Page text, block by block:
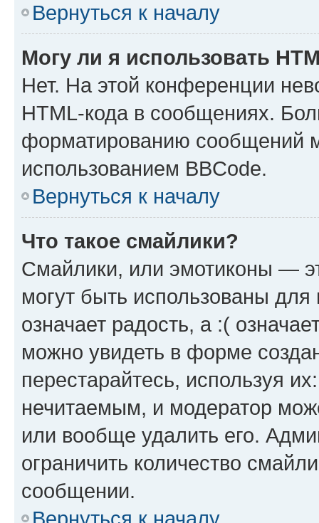
Вернуться к началу
Могу ли я использовать
Нет. На этой конференции
HTML-кода в сообщениях.
форматированию сообщений
использованием BBCode.
Вернуться к началу
Что такое смайлики?
Смайлики, или эмотиконы —
могут быть использованы
означает радость, а :(
можно увидеть в форме
перестарайтесь, используя
нечитаемым, и модератор
или вообще удалить его.
ограничить количество
сообщении.